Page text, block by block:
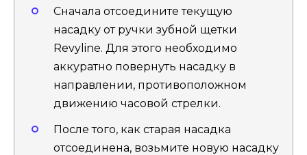
Сначала отсоедините текущую
насадку от ручки зубной щетки
Revyline. Для этого необходимо
аккуратно повернуть насадку в
направлении, противоположном
движению часовой стрелки.
После того, как старая насадка
отсоединена, возьмите новую насадку